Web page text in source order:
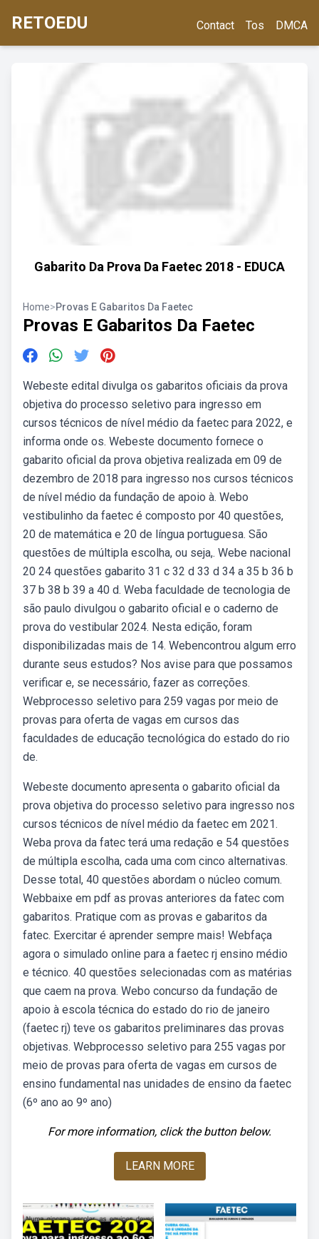
RETOEDU Contact Tos DMCA
Gabarito Da Prova Da Faetec 2018 - EDUCA
Home>Provas E Gabaritos Da Faetec
Provas E Gabaritos Da Faetec
Webeste edital divulga os gabaritos oficiais da prova
objetiva do processo seletivo para ingresso em
cursos técnicos de nível médio da faetec para 2022, e
informa onde os. Webeste documento fornece o
gabarito oficial da prova objetiva realizada em 09 de
dezembro de 2018 para ingresso nos cursos técnicos
de nível médio da fundação de apoio à. Webo
vestibulinho da faetec é composto por 40 questões,
20 de matemática e 20 de língua portuguesa. São
questões de múltipla escolha, ou seja,. Webe nacional
20 24 questões gabarito 31 c 32 d 33 d 34 a 35 b 36 b
37 b 38 b 39 a 40 d. Weba faculdade de tecnologia de
são paulo divulgou o gabarito oficial e o caderno de
prova do vestibular 2024. Nesta edição, foram
disponibilizadas mais de 14. Webencontrou algum erro
durante seus estudos? Nos avise para que possamos
verificar e, se necessário, fazer as correções.
Webprocesso seletivo para 259 vagas por meio de
provas para oferta de vagas em cursos das
faculdades de educação tecnológica do estado do rio
de.
Webeste documento apresenta o gabarito oficial da
prova objetiva do processo seletivo para ingresso nos
cursos técnicos de nível médio da faetec em 2021.
Weba prova da fatec terá uma redação e 54 questões
de múltipla escolha, cada uma com cinco alternativas.
Desse total, 40 questões abordam o núcleo comum.
Webbaixe em pdf as provas anteriores da fatec com
gabaritos. Pratique com as provas e gabaritos da
fatec. Exercitar é aprender sempre mais! Webfaça
agora o simulado online para a faetec rj ensino médio
e técnico. 40 questões selecionadas com as matérias
que caem na prova. Webo concurso da fundação de
apoio à escola técnica do estado do rio de janeiro
(faetec rj) teve os gabaritos preliminares das provas
objetivas. Webprocesso seletivo para 255 vagas por
meio de provas para oferta de vagas em cursos de
ensino fundamental nas unidades de ensino da faetec
(6º ano ao 9º ano)
For more information, click the button below.
LEARN MORE